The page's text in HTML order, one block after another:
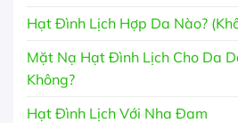
Hạt Đình Lịch Hợp Da Nào?
Mặt Nạ Hạt Đình Lịch Cho Da
Không?
Hạt Đình Lịch Với Nha Đam